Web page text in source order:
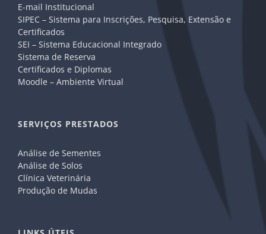
E-mail Institucional
SIPEC – Sistema para Inscrições, Pesquisa, Extensão e
Certificados
SEI – Sistema Educacional Integrado
Sistema de Reserva
Certificados e Diplomas
Moodle – Ambiente Virtual
SERVIÇOS PRESTADOS
Análise de Sementes
Análise de Solos
Clínica Veterinária
Produção de Mudas